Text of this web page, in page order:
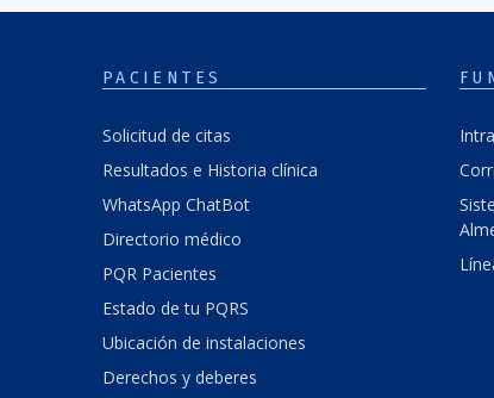
PACIENTES
Solicitud de citas
Resultados e Historia clínica
WhatsApp ChatBot
Directorio médico
PQR Pacientes
Estado de tu PQRS
Ubicación de instalaciones
Derechos y deberes